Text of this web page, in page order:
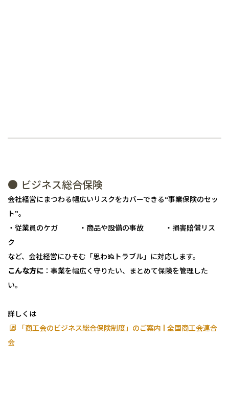
● ビジネス総合保険
会社経営にまつわる幅広いリスクをカバーできる“事業保険のセッ
ト”。
・従業員のケガ ・商品や設備の事故 ・損害賠償リス
ク
など、会社経営にひそむ「思わぬトラブル」に対応します。
こんな方に ：事業を幅広く守りたい、まとめて保険を管理した
い。
詳しくは
「商工会のビジネス総合保険制度」のご案内 | 全国商工会連合
会